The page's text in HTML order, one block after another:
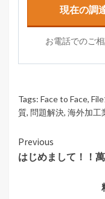
現在の調
お電話でのご
Tags: Face to Face,
質, 問題解決, 海外加工
Continue
Reading
Previous
はじめまして！！